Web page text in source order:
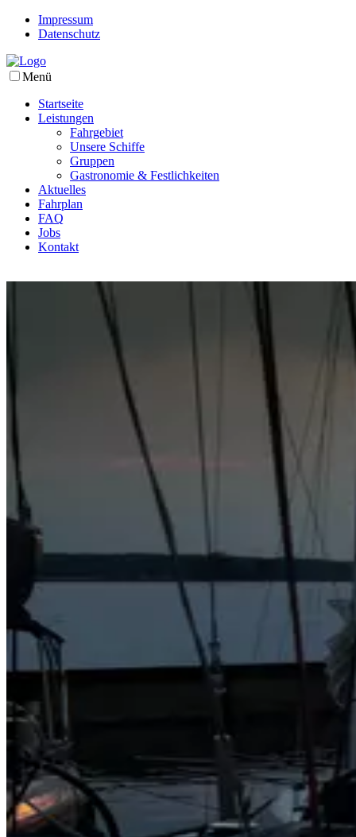
Impressum
Datenschutz
Menü
Startseite
Leistungen
Fahrgebiet
Unsere Schiffe
Gruppen
Gastronomie & Festlichkeiten
Aktuelles
Fahrplan
FAQ
Jobs
Kontakt